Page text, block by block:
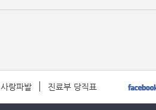
사랑파발 진료부 당직표